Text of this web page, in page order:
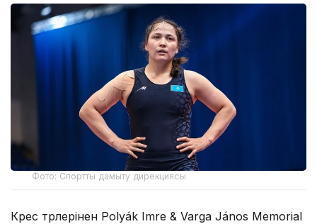
Фото: Спортты дамыту дирекциясы
Күрес түрлерінен Polyák Imre & Varga János Memorial